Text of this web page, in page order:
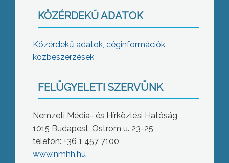
KÖZÉRDEKŰ ADATOK
Közérdekű adatok, céginformációk,
közbeszerzések
FELÜGYELETI SZERVÜNK
Nemzeti Média- és Hírközlési Hatóság
1015 Budapest, Ostrom u. 23-25
telefon: +36 1 457 7100
www.nmhh.hu